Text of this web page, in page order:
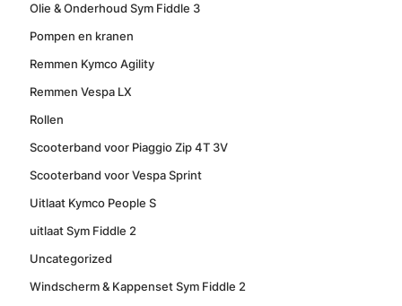
Olie & Onderhoud Sym Fiddle 3
Pompen en kranen
Remmen Kymco Agility
Remmen Vespa LX
Rollen
Scooterband voor Piaggio Zip 4T 3V
Scooterband voor Vespa Sprint
Uitlaat Kymco People S
uitlaat Sym Fiddle 2
Uncategorized
Windscherm & Kappenset Sym Fiddle 2